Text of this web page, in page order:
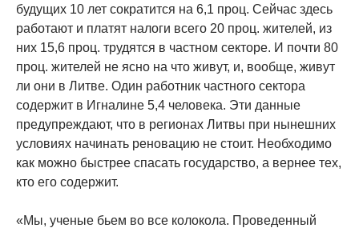
будущих 10 лет сократится на 6,1 проц. Сейчас здесь
работают и платят налоги всего 20 проц. жителей, из
них 15,6 проц. трудятся в частном секторе. И почти 80
проц. жителей не ясно на что живут, и, вообще, живут
ли они в Литве. Один работник частного сектора
содержит в Игналине 5,4 человека. Эти данные
предупреждают, что в регионах Литвы при нынешних
условиях начинать реновацию не стоит. Необходимо
как можно быстрее спасать государство, а вернее тех,
кто его содержит.
«Мы, ученые бьем во все колокола. Проведенный